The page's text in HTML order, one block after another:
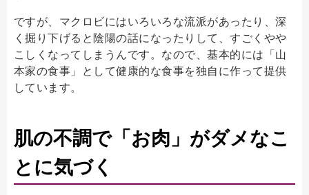
ですが、マクロビにはいろいろな流派があったり、深
く掘り下げると陰陽の話になったりして、すごくやや
こしくなってしまうんです。なので、基本的には「山
本家の食事」として健康的な食事を独自に作って提供
しています。
肌の不調で「お肉」がダメなこ
とに気づく